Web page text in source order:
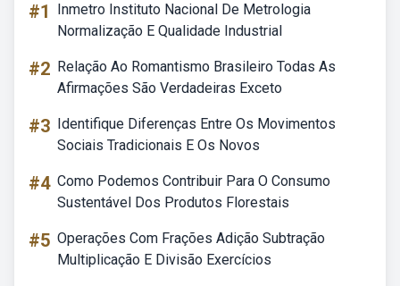
#1
Inmetro Instituto Nacional De Metrologia
Normalização E Qualidade Industrial
#2 Relação Ao Romantismo Brasileiro Todas As
Afirmações São Verdadeiras Exceto
#3 Identifique Diferenças Entre Os Movimentos
Sociais Tradicionais E Os Novos
#4 Como Podemos Contribuir Para O Consumo
Sustentável Dos Produtos Florestais
#5 Operações Com Frações Adição Subtração
Multiplicação E Divisão Exercícios